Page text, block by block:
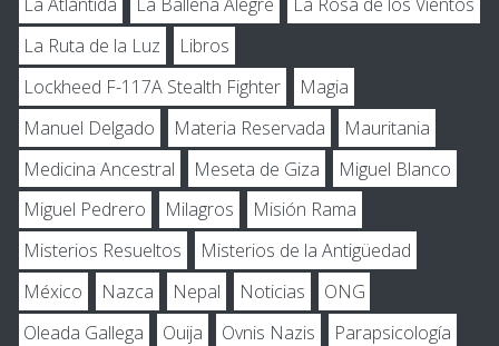
La Atlántida
La Ballena Alegre
La Rosa de los Vientos
La Ruta de la Luz
Libros
Lockheed F-117A Stealth Fighter
Magia
Manuel Delgado
Materia Reservada
Mauritania
Medicina Ancestral
Meseta de Giza
Miguel Blanco
Miguel Pedrero
Milagros
Misión Rama
Misterios Resueltos
Misterios de la Antigüedad
México
Nazca Nepal Noticias
ONG
Oleada Gallega
Ouija Ovnis Nazis
Parapsicología